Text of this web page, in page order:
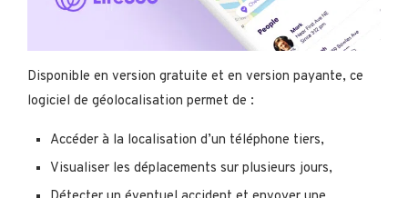
Disponible en version gratuite et en version payante, ce
logiciel de géolocalisation permet de :
Accéder à la localisation d’un téléphone tiers,
Visualiser les déplacements sur plusieurs jours,